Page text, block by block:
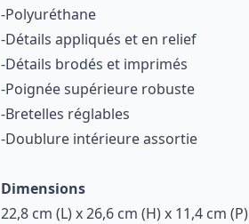
-Polyuréthane
-Détails appliqués et en relief
-Détails brodés et imprimés
-Poignée supérieure robuste
-Bretelles réglables
-Doublure intérieure assortie
Dimensions
22,8 cm (L) x 26,6 cm (H) x 11,4 cm (P)